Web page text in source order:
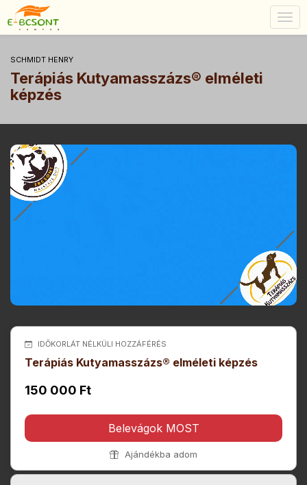
SCHMIDT HENRY
Terápiás Kutyamasszázs® elméleti
képzés
IDŐKORLÁT NÉLKÜLI HOZZÁFÉRÉS
Terápiás Kutyamasszázs® elméleti képzés
150 000 Ft
Belevágok MOST
Ajándékba adom